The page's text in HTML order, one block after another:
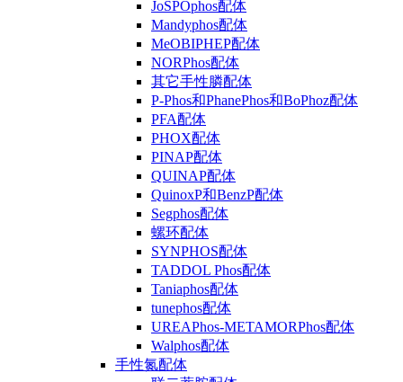
JoSPOphos配体
Mandyphos配体
MeOBIPHEP配体
NORPhos配体
其它手性膦配体
P-Phos和PhanePhos和BoPhoz配体
PFA配体
PHOX配体
PINAP配体
QUINAP配体
QuinoxP和BenzP配体
Segphos配体
螺环配体
SYNPHOS配体
TADDOL Phos配体
Taniaphos配体
tunephos配体
UREAPhos-METAMORPhos配体
Walphos配体
手性氮配体